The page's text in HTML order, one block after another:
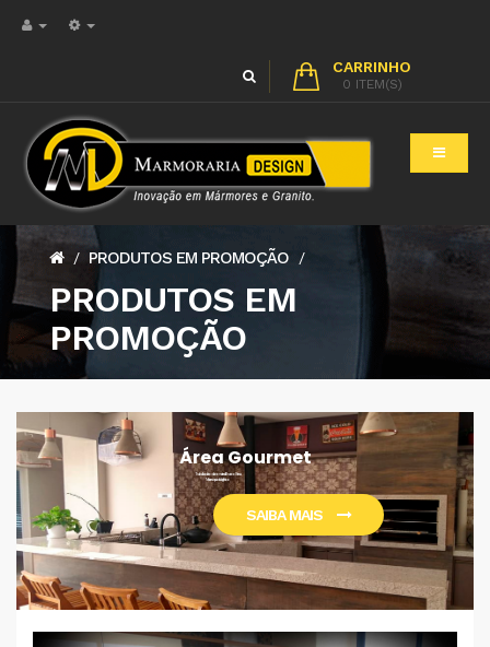
CARRINHO
0 ITEM(S)
/ PRODUTOS EM PROMOÇÃO /
PRODUTOS EM
PROMOÇÃO
Área Gourmet
Trabalhada toda no material Branco Siena
Meia esquadria higiênico
SAIBA MAIS